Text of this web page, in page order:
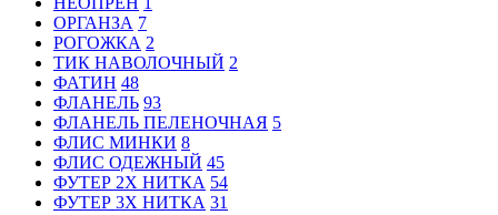
ОРГАНЗА 7
РОГОЖКА 2
ТИК НАВОЛОЧНЫЙ 2
ФАТИН 48
ФЛАНЕЛЬ 93
ФЛАНЕЛЬ ПЕЛЕНОЧНАЯ 5
ФЛИС МИНКИ 8
ФЛИС ОДЕЖНЫЙ 45
ФУТЕР 2Х НИТКА 54
ФУТЕР 3Х НИТКА 31